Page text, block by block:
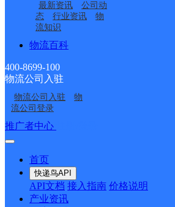
最新资讯
公司动
态
行业资讯
物
流知识
物流百科
400-8699-100
物流公司入驻
物流公司入驻
物
流公司登录
推广者中心
首页
快递鸟API
API文档 接入指南 价格说明
产业资讯
派送范围:-详情
奋斗邮政所
邮政国内 更多号码
派送范围:- 详情
江滨邮政支局
邮政国内 更多号码
派送范围:-
营业邮政支局
邮政国内 更多号码地址：黑龙江省鹤
派送范围:-详情